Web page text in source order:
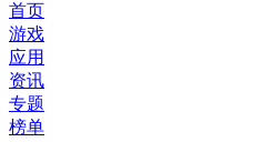
首页
游戏
应用
资讯
专题
榜单